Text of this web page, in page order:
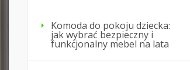
Komoda do pokoju dziecka:
jak wybrać bezpieczny i
funkcjonalny mebel na lata